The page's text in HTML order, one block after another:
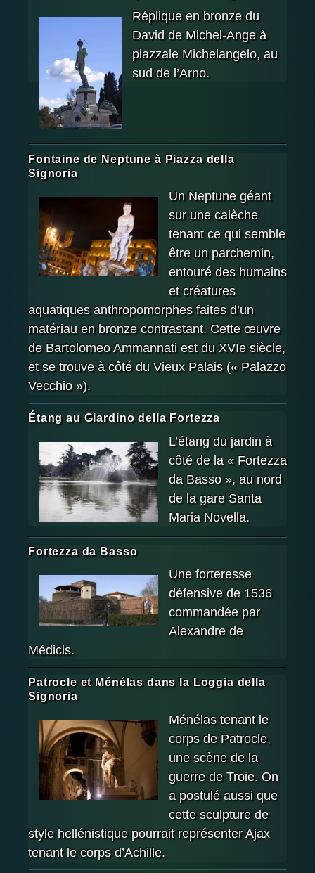
Réplique en bronze du
David de Michel-Ange à
piazzale Michelangelo, au
sud de l’Arno.
Fontaine de Neptune à Piazza della
Signoria
Un Neptune géant
sur une calèche
tenant ce qui semble
être un parchemin,
entouré des humains
et créatures
aquatiques anthropomorphes faites d’un
matériau en bronze contrastant. Cette œuvre
de Bartolomeo Ammannati est du XVIe siècle,
et se trouve à côté du Vieux Palais (« Palazzo
Vecchio »).
Étang au Giardino della Fortezza
L’étang du jardin à
côté de la « Fortezza
da Basso », au nord
de la gare Santa
Maria Novella.
Fortezza da Basso
Une forteresse
défensive de 1536
commandée par
Alexandre de
Médicis.
Patrocle et Ménélas dans la Loggia della
Signoria
Ménélas tenant le
corps de Patrocle,
une scène de la
guerre de Troie. On
a postulé aussi que
cette sculpture de
style hellénistique pourrait représenter Ajax
tenant le corps d’Achille.